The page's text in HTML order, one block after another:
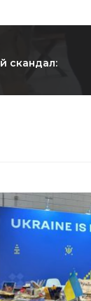
скандал: